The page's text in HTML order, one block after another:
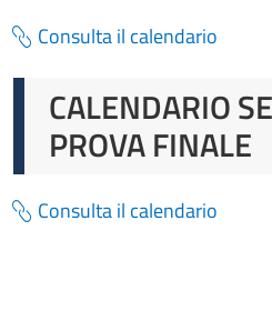
Consulta il calendario
CALENDARIO
PROVA FINALE
Consulta il calendario